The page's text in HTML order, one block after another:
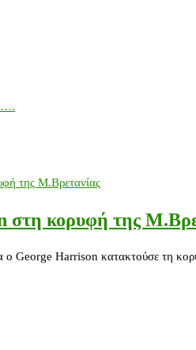
κορυφή της
ο George Harrison κατακτούσε τη